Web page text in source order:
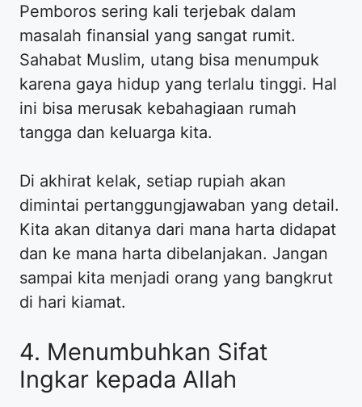
Pemboros sering kali terjebak dalam
masalah finansial yang sangat rumit.
Sahabat Muslim, utang bisa menumpuk
karena gaya hidup yang terlalu tinggi. Hal
ini bisa merusak kebahagiaan rumah
tangga dan keluarga kita.
Di akhirat kelak, setiap rupiah akan
dimintai pertanggungjawaban yang detail.
Kita akan ditanya dari mana harta didapat
dan ke mana harta dibelanjakan. Jangan
sampai kita menjadi orang yang bangkrut
di hari kiamat.
4. Menumbuhkan Sifat
Ingkar kepada Allah